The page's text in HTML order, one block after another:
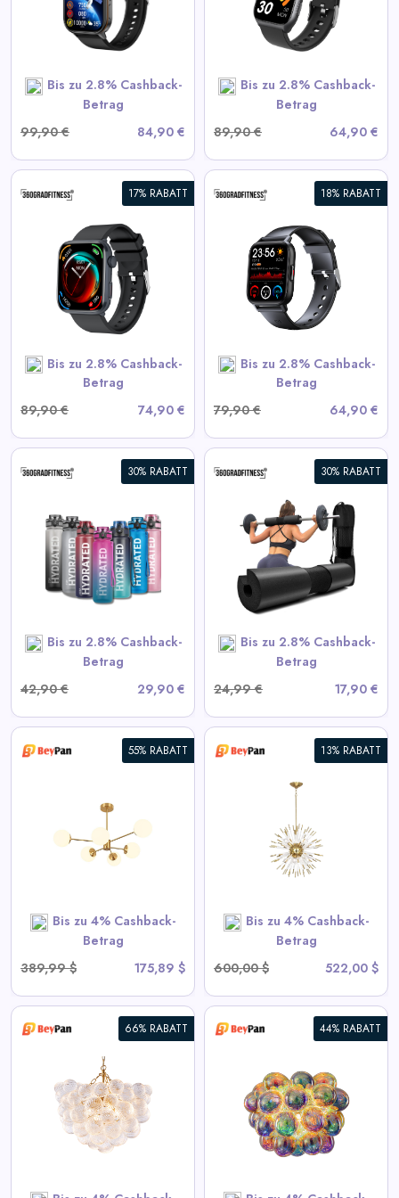
Bis zu 2.8% Cashback-
Betrag
99,90 €
84,90 €
Bis zu 2.8% Cashback-
Betrag
89,90 €
64,90 €
View All 360GradFitness
Deals
SHOP NOW
17% RABATT
Bis zu 2.8% Cashback-
Betrag
89,90 €
74,90 €
18% RABATT
Bis zu 2.8% Cashback-
Betrag
79,90 €
64,90 €
360° FITSmartWatch PRO3
View All 360GradFitness
Deals
SHOP NOW
30% RABATT
Bis zu 2.8% Cashback-
Betrag
42,90 €
29,90 €
30% RABATT
Bis zu 2.8% Cashback-
Betrag
24,99 €
17,90 €
360° Langhantel-Polster
View All 360GradFitness
Deals
SHOP NOW
55% RABATT
Bis zu 4% Cashback-
Betrag
389,99 $
175,89 $
13% RABATT
Bis zu 4% Cashback-
Betrag
600,00 $
522,00 $
Kronleuchter - Goldene
Sputnik-Hängelampe
View All BeyPan Deals
SHOP NOW
66% RABATT 44% RABATT
Blubbernde Deckenleuchte mit
irisierendem Cognac getöntem
View All BeyPan Deals